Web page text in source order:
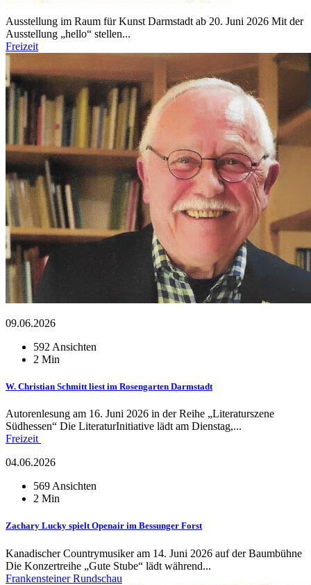
Ausstellung im Raum für Kunst Darmstadt ab 20. Juni 2026 Mit der
Ausstellung „hello“ stellen...
Freizeit
09.06.2026
592 Ansichten
2 Min
W. Christian Schmitt liest im Rosengarten Darmstadt
Autorenlesung am 16. Juni 2026 in der Reihe „Literaturszene
Südhessen“ Die LiteraturInitiative lädt am Dienstag,...
Freizeit
04.06.2026
569 Ansichten
2 Min
Zachary Lucky spielt Openair im Bessunger Forst
Kanadischer Countrymusiker am 14. Juni 2026 auf der Baumbühne
Die Konzertreihe „Gute Stube“ lädt während...
Frankensteiner Rundschau